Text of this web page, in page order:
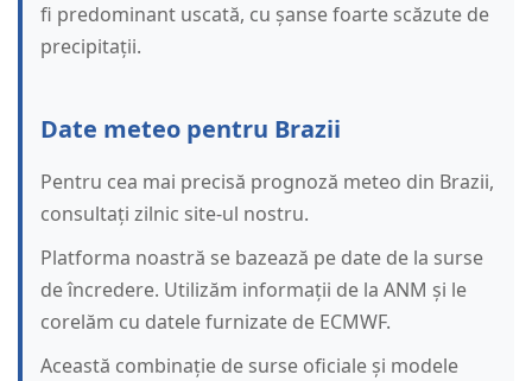
fi predominant uscată, cu șanse foarte scăzute de
precipitații.
Date meteo pentru Brazii
Pentru cea mai precisă prognoză meteo din Brazii,
consultați zilnic site-ul nostru.
Platforma noastră se bazează pe date de la surse
de încredere. Utilizăm informații de la ANM și le
corelăm cu datele furnizate de ECMWF.
Această combinație de surse oficiale și modele